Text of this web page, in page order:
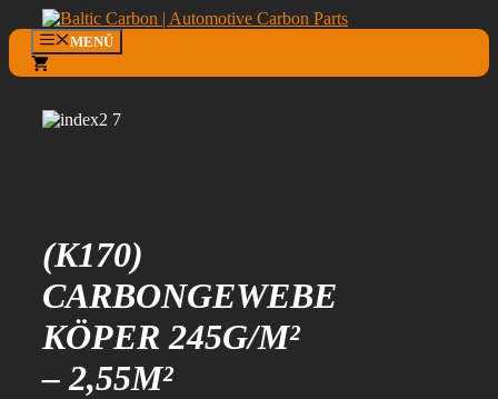
Inhalt
springen
MENÜ
(K170)
CARBONGEWEBE
KÖPER 245G/M²
– 2,55M²